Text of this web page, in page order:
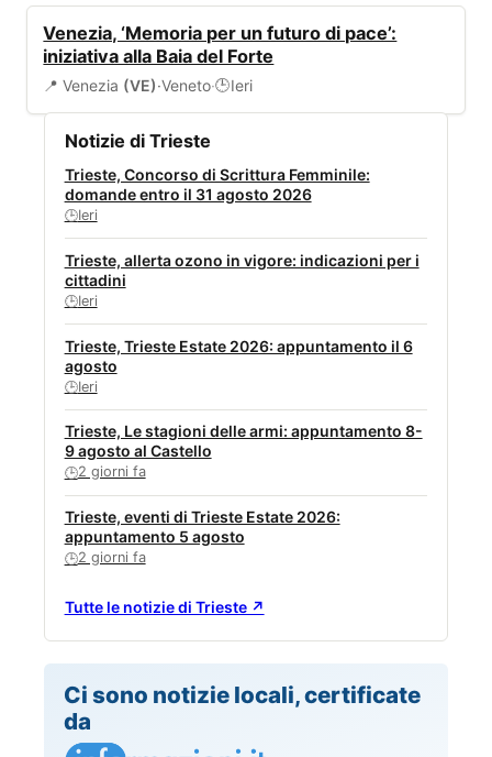
Venezia, ‘Memoria per un futuro di pace’:
iniziativa alla Baia del Forte
📍 Venezia (VE)·Veneto·🕒Ieri
Notizie di Trieste
Trieste, Concorso di Scrittura Femminile:
domande entro il 31 agosto 2026
🕒Ieri
Trieste, allerta ozono in vigore: indicazioni per i
cittadini
🕒Ieri
Trieste, Trieste Estate 2026: appuntamento il 6
agosto
🕒Ieri
Trieste, Le stagioni delle armi: appuntamento 8-
9 agosto al Castello
🕒2 giorni fa
Trieste, eventi di Trieste Estate 2026:
appuntamento 5 agosto
🕒2 giorni fa
Tutte le notizie di Trieste ↗
Ci sono notizie locali, certificate
da